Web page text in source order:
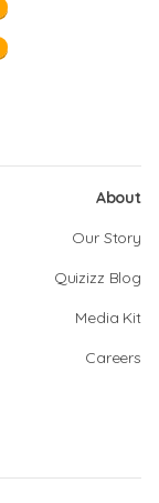
About
Our Story
Quizizz Blog
Media Kit
Careers